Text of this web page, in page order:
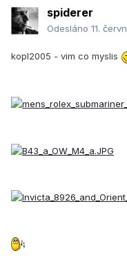
spiderer
Odesláno 11.
kopl2005 - vim co myslis